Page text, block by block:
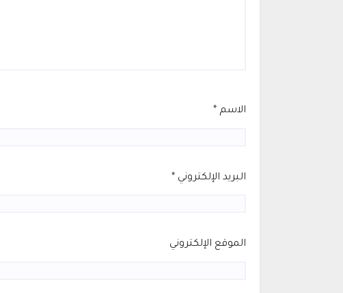
الاسم *
البريد الإلكتروني *
الموقع الإلكتروني